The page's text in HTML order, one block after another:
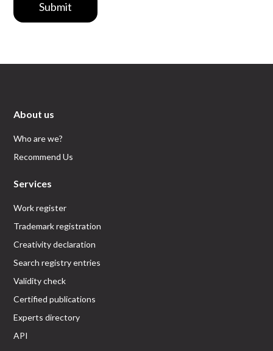
Submit
About us
Who are we?
Recommend Us
Services
Work register
Trademark registration
Creativity declaration
Search registry entries
Validity check
Certified publications
Experts directory
API